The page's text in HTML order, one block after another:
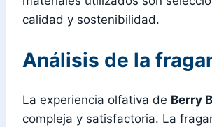
calidad y sostenibilidad.
Análisis de la
La experiencia olfativa de Berry
compleja y satisfactoria. La